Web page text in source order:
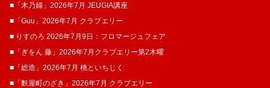
■「木乃婦」2026年7月 JEUGIA講座
■「Guu」2026年7月 クラブエリー
■ りすのろ 2026年7月9日：フロマージュフェア
■「ぎをん 藤」2026年7月クラブエリー第2木曜
■「総造」2026年7月 桃といちじく
■「麩屋町のざき」2026年7月 クラブエリー